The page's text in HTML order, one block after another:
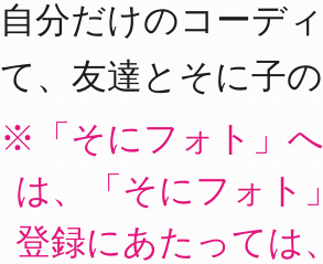
自分だけのコーデ
て、友達とそに子
「そにフォト」
は、「そにフォト
登録にあたっては